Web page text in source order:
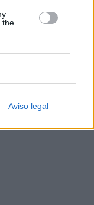
the
Aviso legal